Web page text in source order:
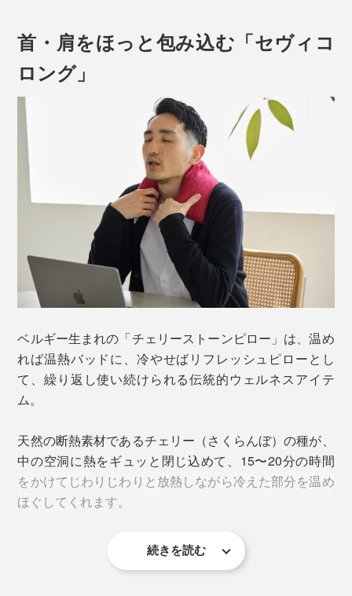
首・肩をほっと包み込む「セヴィコ
ロング」
ベルギー生まれの「チェリーストーンピロー」は、温め
れば温熱バッドに、冷やせばリフレッシュピローとし
て、繰り返し使い続けられる伝統的ウェルネスアイテ
ム。
天然の断熱素材であるチェリー（さくらんぼ）の種が、
中の空洞に熱をギュッと閉じ込めて、15〜20分の時間
をかけてじわりじわりと放熱しながら冷えた部分を温め
ほぐしてくれます。
続きを読む